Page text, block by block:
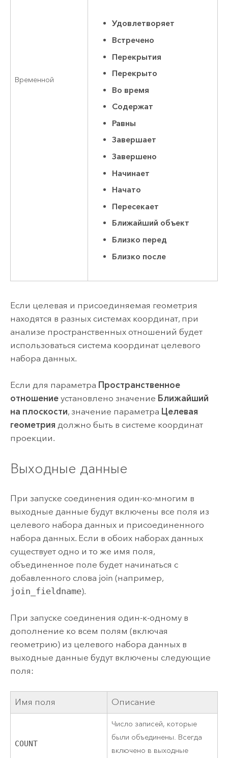
Временной
Удовлетворяет
Встречено
Перекрытия
Перекрыто
Во время
Содержат
Равны
Завершает
Завершено
Начинает
Начато
Пересекает
Ближайший объект
Близко перед
Близко после
Если целевая и присоединяемая геометрия
находятся в разных системах координат, при
анализе пространственных отношений будет
использоваться система координат целевого
набора данных.
Если для параметра Пространственное
отношениеустановлено значение Ближайший
на плоскости, значение параметра Целевая
геометрия должно быть в системе координат
проекции.
Выходные данные
При запуске соединения один-ко-многим в
выходные данные будут включены все поля из
целевого набора данных и присоединенного
набора данных. Если в обоих наборах данных
существует одно и то же имя поля,
объединенное поле будет начинаться с
добавленного слова join (например,
join_fieldname).
При запуске соединения один-к-одному в
дополнение ко всем полям (включая
геометрию) из целевого набора данных в
выходные данные будут включены следующие
поля:
Имя поля Описание
COUNT
Число записей, которые
были объединены. Всегда
включено в выходные